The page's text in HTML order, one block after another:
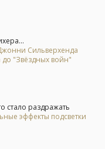
Сильверхенда
до "Звёздных войн"
стало раздражать
эффекты подсветки